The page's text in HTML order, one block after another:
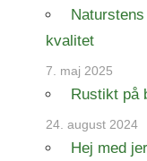
kvalitet
7. maj 2025
Rustikt på
24. august 2024
Hej med